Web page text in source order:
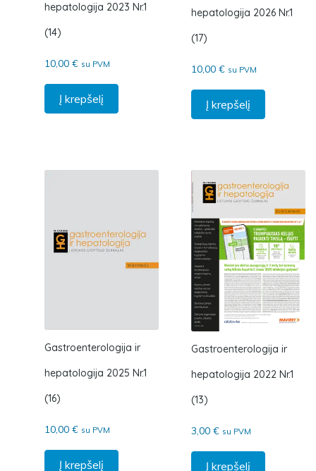
hepatologija 2023 Nr.1
(14)
10,00 € su PVM
Į krepšelį
hepatologija 2026 Nr.1
(17)
10,00 € su PVM
Į krepšelį
Gastroenterologija ir
hepatologija 2025 Nr.1
(16)
10,00 € su PVM
Į krepšelį
Gastroenterologija ir
hepatologija 2022 Nr.1
(13)
3,00 € su PVM
Į krepšelį